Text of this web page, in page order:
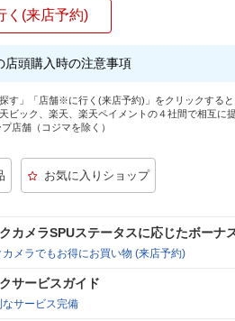
く(来店予約)
店頭購入時の注意事項
す」「店舗※に行く(来店予約)」をクリックする
ビック、楽天、楽天ペイメントの４社間で相互に
店舗（コジマを除く）
カメラSPUステータスに応じたボーナ
メラでもお得にお買い物 (来店予約)
サービスガイド
サービス完備